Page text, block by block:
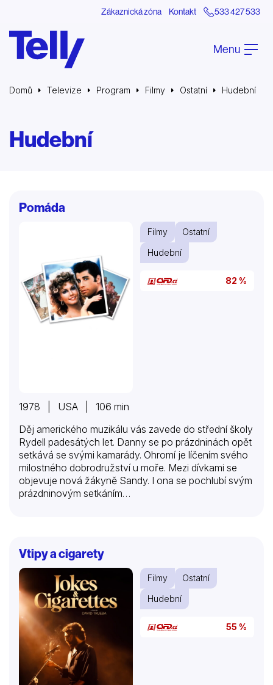
Zákaznická zóna Kontakt 533 427 533
Menu
Domů Televize Program Filmy Ostatní Hudební
Hudební
Pomáda
Filmy
Ostatní
Hudební
82 %
1978 | USA | 106 min
Děj amerického muzikálu vás zavede do střední školy
Rydell padesátých let. Danny se po prázdninách opět
setkává se svými kamarády. Ohromí je líčením svého
milostného dobrodružství u moře. Mezi dívkami se
objevuje nová žákyně Sandy. I ona se pochlubí svým
prázdninovým setkáním…
Vtipy a cigarety
Filmy
Ostatní
Hudební
55 %